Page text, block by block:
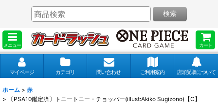
メニュー カート
検索
マイページ カテゴリ 問い合わせ ご利用案内 店頭受取について
ホーム > 赤
>
〔PSA10鑑定済〕トニートニー・チョッパー(illust:Akiko Sugizono)【C】